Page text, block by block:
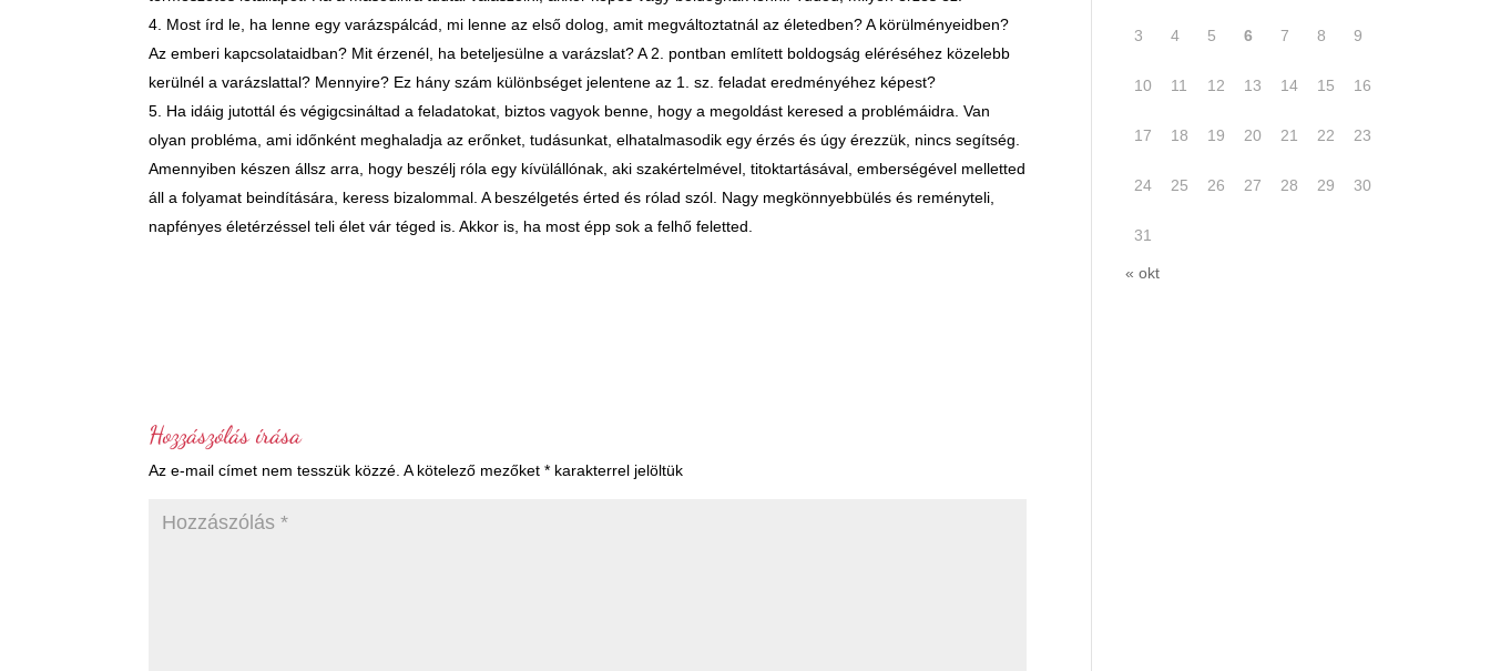
Most írd le, ha lenne egy varázspálcád, mi lenne az első dolog, amit megváltoztatnál az életedben? A körülményeidben?
Az emberi kapcsolataidban? Mit érzenél, ha beteljesülne a varázslat? A 2. pontban említett boldogság eléréséhez közelebb
kerülnél a varázslattal? Mennyire? Ez hány szám különbséget jelentene az 1. sz. feladat eredményéhez képest?
Ha idáig jutottál és végigcsináltad a feladatokat, biztos vagyok benne, hogy a megoldást keresed a problémáidra. Van
olyan probléma, ami időnként meghaladja az erőnket, tudásunkat, elhatalmasodik egy érzés és úgy érezzük, nincs segítség.
Amennyiben készen állsz arra, hogy beszélj róla egy kívülállónak, aki szakértelmével, titoktartásával, emberségével melletted
áll a folyamat beindítására, keress bizalommal. A beszélgetés érted és rólad szól. Nagy megkönnyebbülés és reményteli,
napfényes életérzéssel teli élet vár téged is. Akkor is, ha most épp sok a felhő feletted.
Hozzászólás írása
Az e-mail címet nem tesszük közzé. A kötelező mezőket* karakterrel jelöltük
3 4 5 6 7 8 9
10 11 12 13 14 15 16
17 18 19 20 21 22 23
24 25 26 27 28 29 30
31
« okt